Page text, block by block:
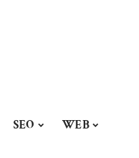
SEO WEB